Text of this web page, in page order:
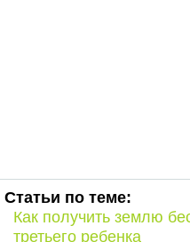
Статьи по теме:
Как получить землю
третьего ребенка